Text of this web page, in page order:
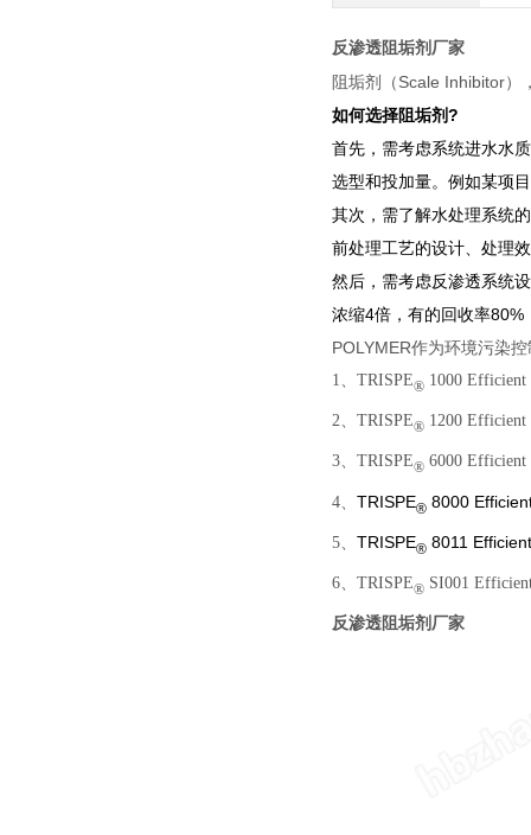
反渗透阻垢剂厂家
阻垢剂（Scale Inhibitor）
如何选择阻垢剂?
首先，需考虑系统进水水
选型和投加量。例如某项
其次，需了解水处理系统
前处理工艺的设计、处理
然后，需考虑反渗透系统
浓缩4倍，有的回收率
POLYMER作为环境污染
1、TRISPE® 1000 Efficient
2、TRISPE® 1200 Efficient
3、TRISPE® 6000 Efficient
4、 TRISPE® 8000
5、 TRISPE® 8011
6、TRISPE® SI001
反渗透阻垢剂厂家